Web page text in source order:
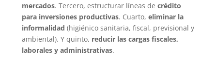
mercados. Tercero, estructurar líneas de crédito
para inversiones productivas. Cuarto, eliminar la
informalidad (higiénico sanitaria, fiscal, previsional y
ambiental). Y quinto, reducir las cargas fiscales,
laborales y administrativas.